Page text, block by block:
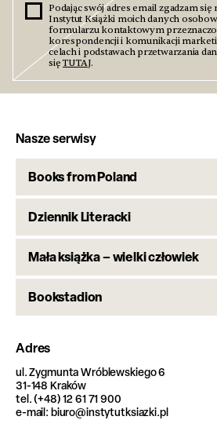
Podając swój adres email zgadzam
Instytut Książki moich danych
formularzu kontaktowym
korespondencji i komunikacji
celach i podstawach przetwarzania
sięTUTAJ.
Nasze serwisy
Books from Poland
Dziennik Literacki
Mała książka – wielki człowiek
Bookstadion
Adres
ul. Zygmunta Wróblewskiego 6
31-148 Kraków
tel. (+48) 12 61 71 900
e-mail: biuro@instytutksiazki.pl